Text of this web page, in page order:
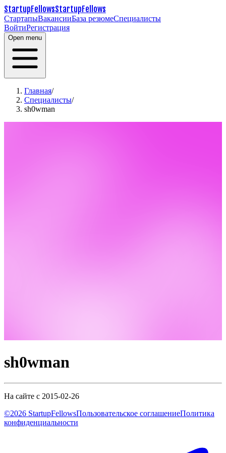
StartupFellowsStartupFellows
СтартапыВакансииБаза резюмеСпециалисты
ВойтиРегистрация
Open menu
Главная/
Специалисты/
sh0wman
sh0wman
На сайте с 2015-02-26
©2026 StartupFellowsПользовательское соглашениеПолитика
конфиденциальности